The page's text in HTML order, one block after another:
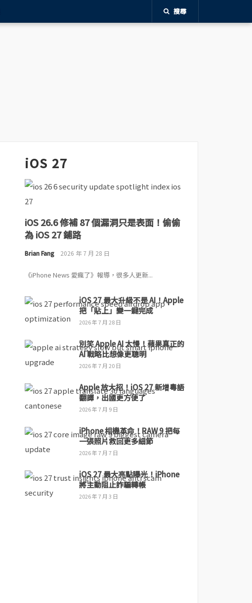
搜尋
iOS 27
iOS 26.6 修補 87 個漏洞只是表面！偷偷
為 iOS 27 鋪路
Brian Fang 2026 年 7 月 28 日
《iPhone News 愛瘋了》報導，很多人更新...
iOS 27 最大升級不是 AI！Apple
把「貼上」變一鍵完成
2026 年 7 月 28 日
別笑 Apple AI 太慢！蘋果真正的
AI 戰略比想像更聰明
2026 年 7 月 20 日
Apple 放大招！iOS 27 新增粵語
翻譯，出國更方便了
2026 年 7 月 9 日
iPhone 相機革命！RAW 9 把每
一張照片救回更多細節
2026 年 7 月 7 日
iOS 27 最大亮點曝光！iPhone
將主動阻止詐騙轉帳
2026 年 7 月 3 日